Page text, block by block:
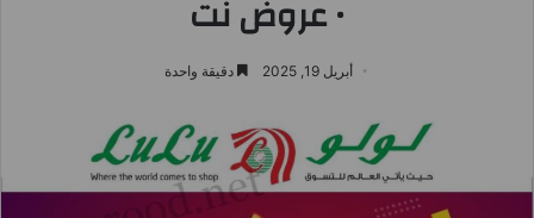
• عروض نت
أبريل 19, 2025 دقيقة واحدة